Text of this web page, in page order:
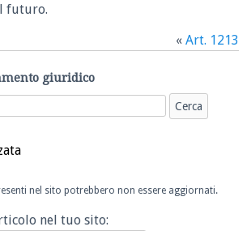
futuro.
« Art. 1213
giuridico
nel sito potrebbero non essere aggiornati.
nel tuo sito: